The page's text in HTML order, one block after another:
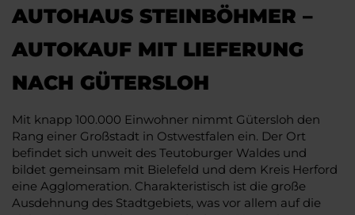
AUTOHAUS STEINBÖHMER –
AUTOKAUF MIT LIEFERUNG
NACH GÜTERSLOH
Mit knapp 100.000 Einwohner nimmt Gütersloh den
Rang einer Großstadt in Ostwestfalen ein. Der Ort
befindet sich unweit des Teutoburger Waldes und
bildet gemeinsam mit Bielefeld und dem Kreis Herford
eine Agglomeration. Charakteristisch ist die große
Ausdehnung des Stadtgebiets, was vor allem auf die